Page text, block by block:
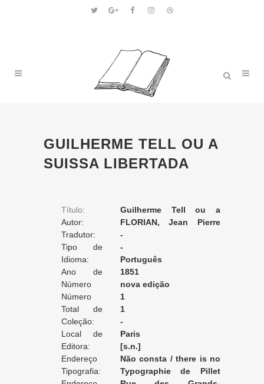
GUILHERME TELL OU A
SUISSA LIBERTADA
Título:
Guilherme Tell ou a
Suissa Libertada
Autor:
FLORIAN, Jean Pierre
Claris de
Tradutor:
-
Tipo de
Tradução:
-
Idioma:
Português
Ano de
Edição:
1851
Número
da Edição:
nova edição
Número
do Volume:
1
Total de
Volumes:
1
Coleção:
-
Local de
Edição:
Paris
Editora:
[s.n.]
Endereço
da Editora:
Não consta / there is no
record / non enregistré
Tipografia:
Typographie de Pillet